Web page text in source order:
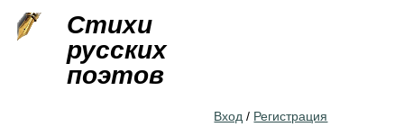
Стихи
русских
поэтов
Вход / Регистрация